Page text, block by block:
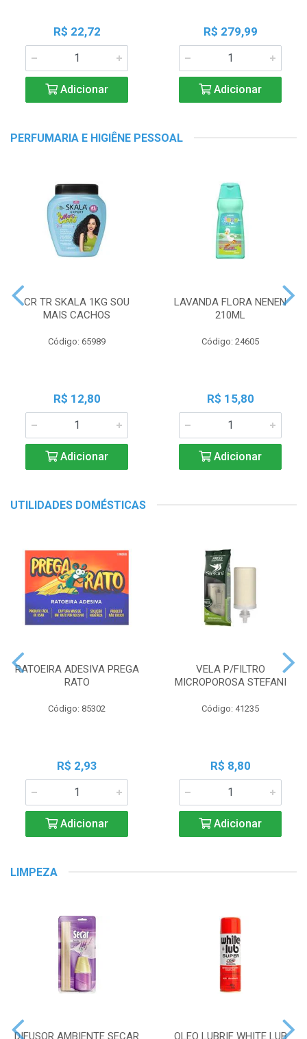
R$ 22,72
Adicionar
R$ 279,99
Adicionar
PERFUMARIA E HIGIÊNE PESSOAL
CR TR SKALA 1KG SOU
MAIS CACHOS
Código: 65989
R$ 12,80
Adicionar
LAVANDA FLORA NENEN
210ML
Código: 24605
R$ 15,80
Adicionar
UTILIDADES DOMÉSTICAS
RATOEIRA ADESIVA PREGA
RATO
Código: 85302
R$ 2,93
Adicionar
VELA P/FILTRO
MICROPOROSA STEFANI
Código: 41235
R$ 8,80
Adicionar
LIMPEZA
DIFUSOR AMBIENTE SECAR OLEO LUBRIF WHITE LUB